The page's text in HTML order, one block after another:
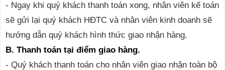
- Ngay khi quý khách thanh toán xong, nhân viên kế toán
sẽ gửi lại quý khách HĐTC và nhân viên kinh doanh sẽ
hướng dẫn quý khách hình thức giao nhận hàng.
B. Thanh toán tại điểm giao hàng.
- Quý khách thanh toán cho nhân viên giao nhận toàn bộ